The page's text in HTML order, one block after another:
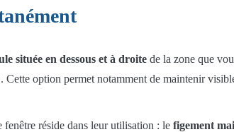
située en dessous et à droite de la zone que
Cette option permet notamment de maintenir
réside dans leur utilisation : le figement